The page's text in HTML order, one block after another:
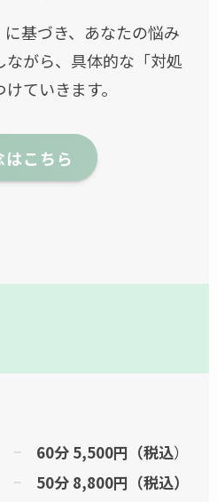
基づき、あなたの悩み
がら、具体的な「対処
ていきます。
こちら
60分 5,500円（税込）
50分 8,800円（税込）